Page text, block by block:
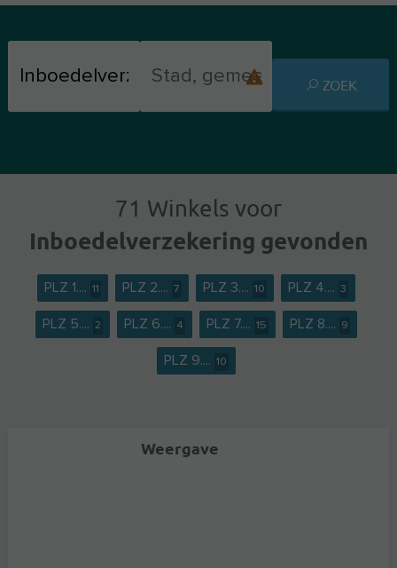
ZOEK
71 Winkels voor
Inboedelverzekering gevonden
PLZ 1.... 11 PLZ 2.... 7 PLZ 3.... 10 PLZ 4.... 3
PLZ 5.... 2 PLZ 6.... 4 PLZ 7.... 15 PLZ 8.... 9
PLZ 9.... 10
Weergave